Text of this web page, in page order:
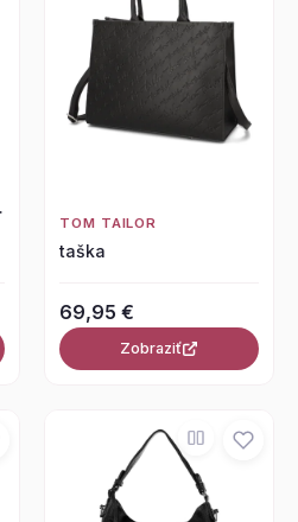
TOM TAILOR
taška
69,95 €
Zobraziť